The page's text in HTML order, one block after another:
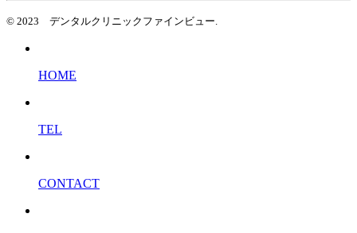
© 2023 デンタルクリニックファインビュー.
HOME
TEL
CONTACT